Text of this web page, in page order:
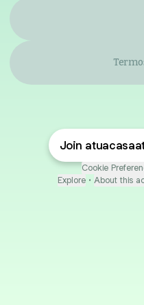
Join
Cookie
Explore • About this